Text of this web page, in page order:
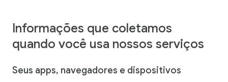
Informações que coletamos
quando você usa nossos serviços
Seus apps, navegadores e dispositivos